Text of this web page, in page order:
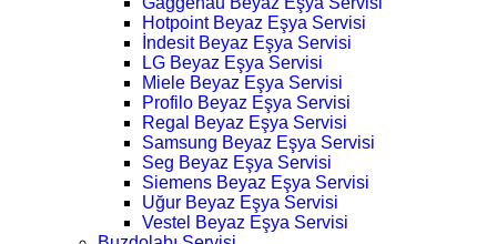
Hotpoint Beyaz Eşya Servisi
İndesit Beyaz Eşya Servisi
LG Beyaz Eşya Servisi
Miele Beyaz Eşya Servisi
Profilo Beyaz Eşya Servisi
Regal Beyaz Eşya Servisi
Samsung Beyaz Eşya Servisi
Seg Beyaz Eşya Servisi
Siemens Beyaz Eşya Servisi
Uğur Beyaz Eşya Servisi
Vestel Beyaz Eşya Servisi